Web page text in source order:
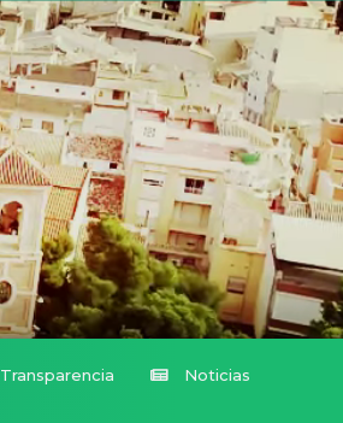
Transparencia Noticias